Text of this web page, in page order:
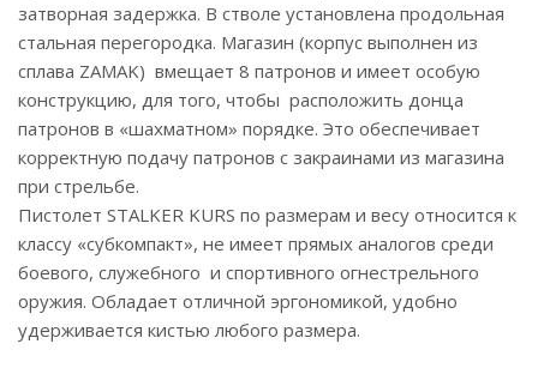
затворная задержка. В стволе установлена продольная
стальная перегородка. Магазин (корпус выполнен из
сплава ZAMAK) вмещает 8 патронов и имеет особую
конструкцию, для того, чтобы расположить донца
патронов в «шахматном» порядке. Это обеспечивает
корректную подачу патронов с закраинами из магазина
при стрельбе.
Пистолет STALKER KURS по размерам и весу относится к
классу «субкомпакт», не имеет прямых аналогов среди
боевого, служебного и спортивного огнестрельного
оружия. Обладает отличной эргономикой, удобно
удерживается кистью любого размера.